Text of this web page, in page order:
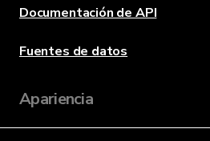
Documentación de API
Fuentes de datos
Apariencia